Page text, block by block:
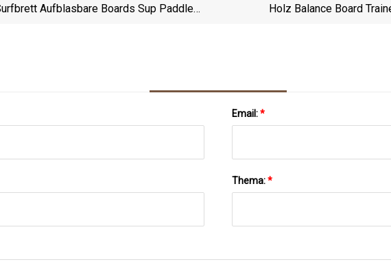
Aufblasbare Boards Sup Paddle
Holz Balance Board
Email:*
Thema:*